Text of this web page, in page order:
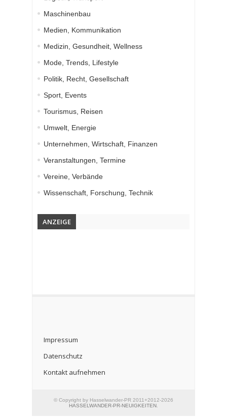
Maschinenbau
Medien, Kommunikation
Medizin, Gesundheit, Wellness
Mode, Trends, Lifestyle
Politik, Recht, Gesellschaft
Sport, Events
Tourismus, Reisen
Umwelt, Energie
Unternehmen, Wirtschaft, Finanzen
Veranstaltungen, Termine
Vereine, Verbände
Wissenschaft, Forschung, Technik
ANZEIGE
Impressum
Datenschutz
Kontakt aufnehmen
© Copyright by Hasselwander-PR 2011+2012-2026
HASSELWANDER-PR-NEUIGKEITEN.